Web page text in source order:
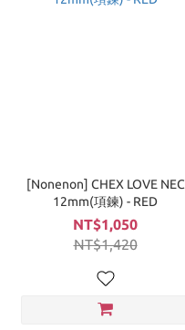
[Nonenon] CHEX LOVE NEC
12mm(項鍊) - RED
NT$1,050
NT$1,420